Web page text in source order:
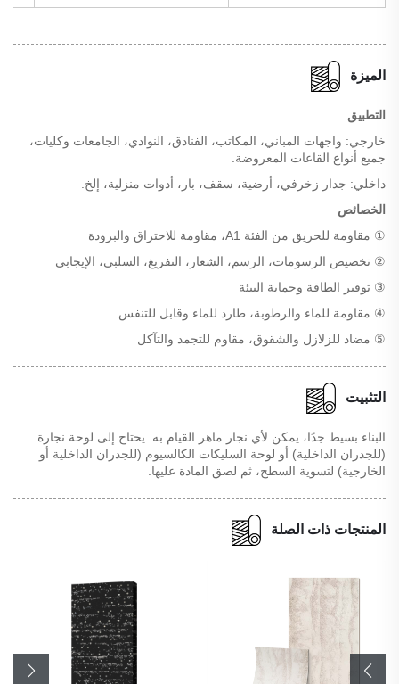
الميزة
التطبيق
خارجي: واجهات المباني، المكاتب، الفنادق، النوادي، الجامعات وكليات،
جميع أنواع القاعات المعروضة.
داخلي: جدار زخرفي، أرضية، سقف، بار، أدوات منزلية، إلخ.
الخصائص
① مقاومة للحريق من الفئة A1، مقاومة للاحتراق والبرودة
② تخصيص الرسومات، الرسم، الشعار، التفريغ، السلبي، الإيجابي
③ توفير الطاقة وحماية البيئة
④ مقاومة للماء والرطوبة، طارد للماء وقابل للتنفس
⑤ مضاد للزلازل والشقوق، مقاوم للتجمد والتآكل
التثبيت
البناء بسيط جدًا، يمكن لأي نجار ماهر القيام به. يحتاج إلى لوحة نجارة
(للجدران الداخلية) أو لوحة السليكات الكالسيوم (للجدران الداخلية أو
الخارجية) لتسوية السطح، ثم لصق المادة عليها.
المنتجات ذات الصلة